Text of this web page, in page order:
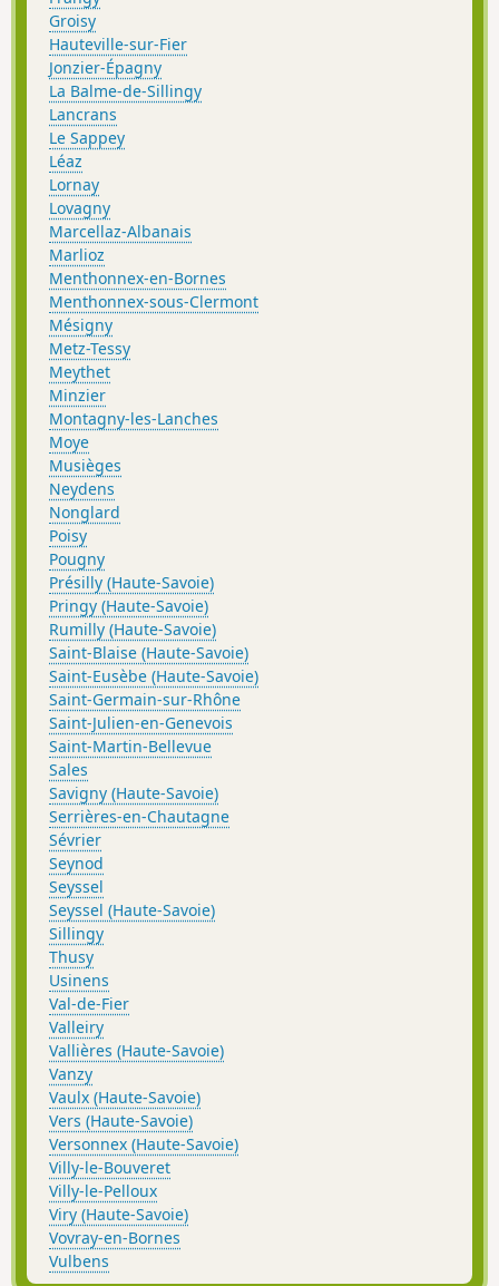
Groisy
Hauteville-sur-Fier
Jonzier-Épagny
La Balme-de-Sillingy
Lancrans
Le Sappey
Léaz
Lornay
Lovagny
Marcellaz-Albanais
Marlioz
Menthonnex-en-Bornes
Menthonnex-sous-Clermont
Mésigny
Metz-Tessy
Meythet
Minzier
Montagny-les-Lanches
Moye
Musièges
Neydens
Nonglard
Poisy
Pougny
Présilly (Haute-Savoie)
Pringy (Haute-Savoie)
Rumilly (Haute-Savoie)
Saint-Blaise (Haute-Savoie)
Saint-Eusèbe (Haute-Savoie)
Saint-Germain-sur-Rhône
Saint-Julien-en-Genevois
Saint-Martin-Bellevue
Sales
Savigny (Haute-Savoie)
Serrières-en-Chautagne
Sévrier
Seynod
Seyssel
Seyssel (Haute-Savoie)
Sillingy
Thusy
Usinens
Val-de-Fier
Valleiry
Vallières (Haute-Savoie)
Vanzy
Vaulx (Haute-Savoie)
Vers (Haute-Savoie)
Versonnex (Haute-Savoie)
Villy-le-Bouveret
Villy-le-Pelloux
Viry (Haute-Savoie)
Vovray-en-Bornes
Vulbens